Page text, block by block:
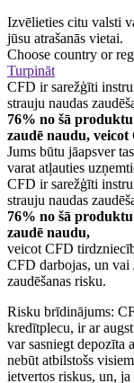
Izvēlieties citu valsti
jūsu atrašanās vietai.
Choose country or
Turpināt
CFD ir sarežģīti
strauju naudas
76% no šā
zaudē naudu,
Jums būtu jāapsver
varat atļauties
CFD ir sarežģīti
strauju naudas
76% no šā
zaudē naudu,
veicot CFD
CFD darbojas, un vai
zaudēšanas risku.
Risku brīdinājums:
kredītplecu, ir ar
var sasniegt depozīta
nebūt atbilstošs
ietvertos riskus, un,